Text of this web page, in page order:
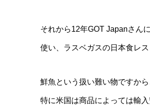
それから12年GOT Japanさん
使い、ラスベガスの日本食レ
鮮魚という扱い難い物ですか
特に米国は商品によっては輸